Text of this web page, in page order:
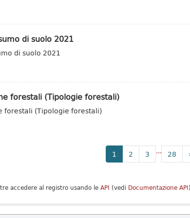
di suolo 2021
di suolo 2021
forestali (Tipologie forestali)
forestali (Tipologie forestali)
1 2 3 ... 28
accedere al registro usando le API (vedi Documentazione API